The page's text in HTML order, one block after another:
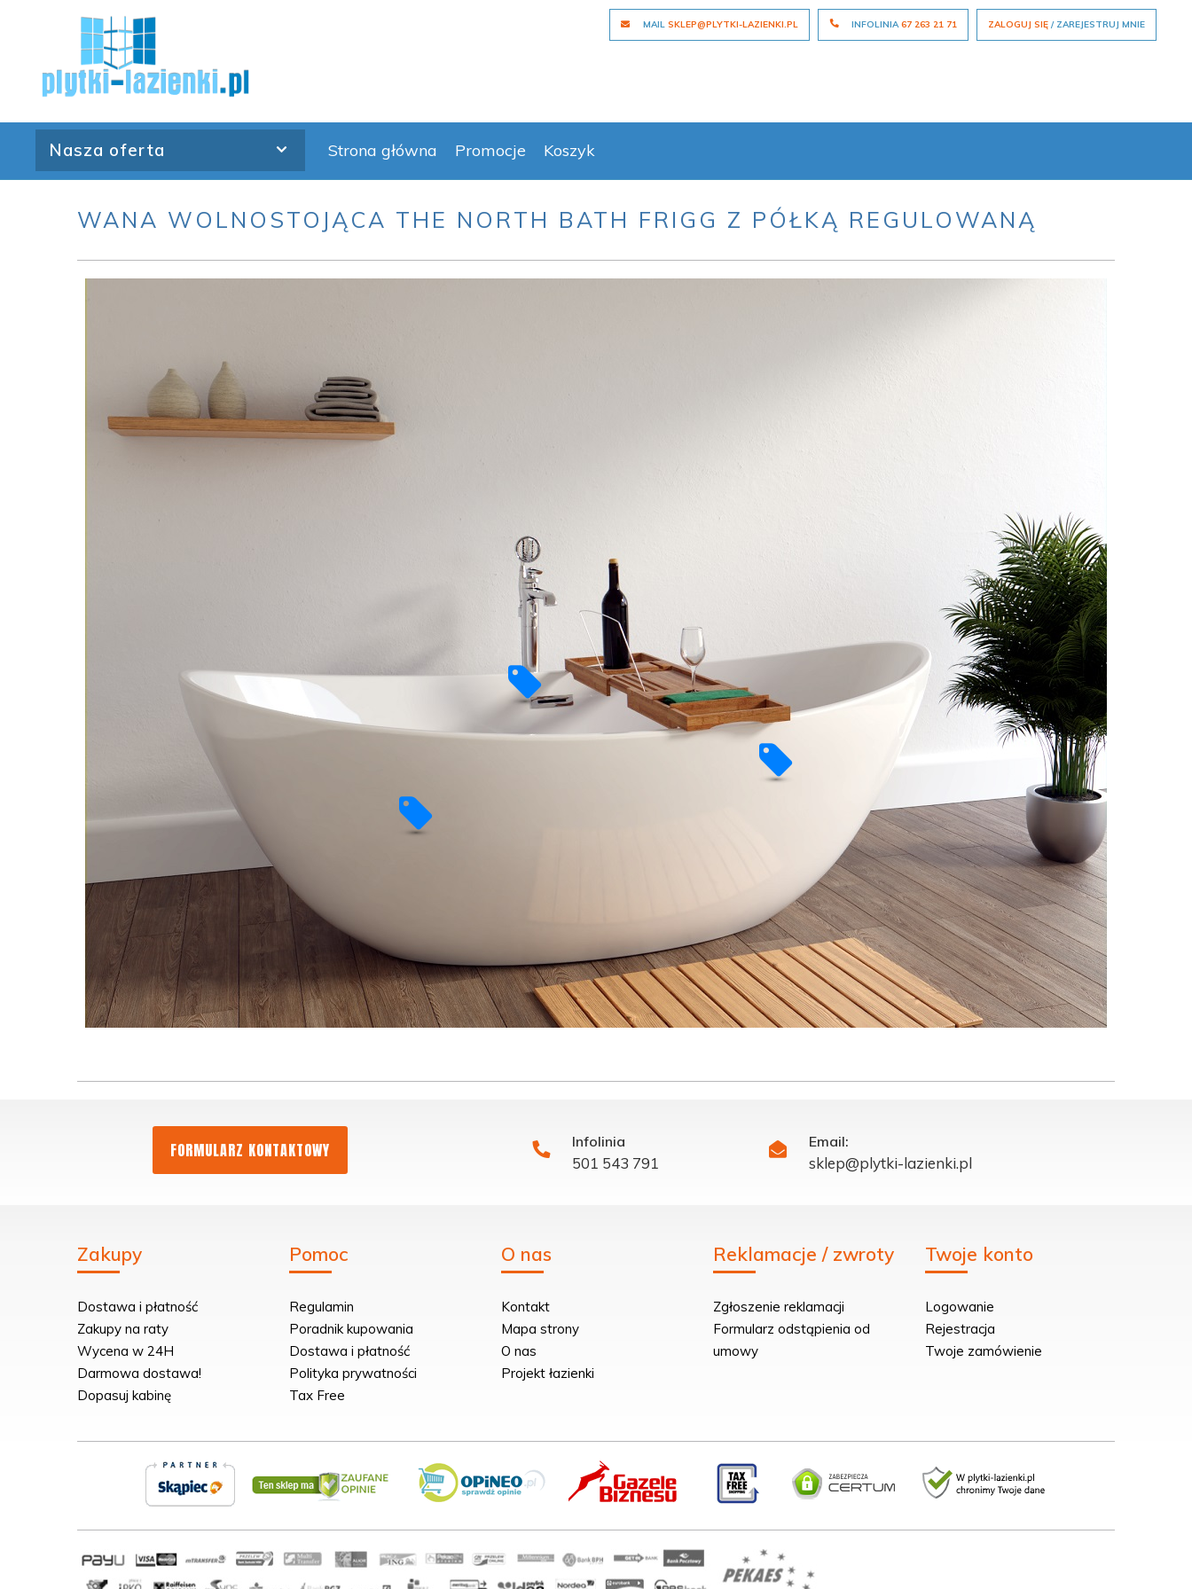
MAIL SKLEP@PLYTKI-LAZIENKI.PL INFOLINIA67 263 21 71 ZALOGUJ SIĘ / ZAREJESTRUJ MNIE
Nasza oferta Strona główna Promocje Koszyk
WANA WOLNOSTOJĄCA THE NORTH BATH FRIGG Z PÓŁKĄ REGULOWANĄ
FORMULARZ KONTAKTOWY Infolinia
501 543 791
Email:
sklep@plytki-lazienki.pl
Zakupy
Dostawa i płatność
Zakupy na raty
Wycena w 24H
Darmowa dostawa!
Dopasuj kabinę
Pomoc
Regulamin
Poradnik kupowania
Dostawa i płatność
Polityka prywatności
Tax Free
O nas
Kontakt
Mapa strony
O nas
Projekt łazienki
Reklamacje / zwroty
Zgłoszenie reklamacji
Formularz odstąpienia od
umowy
Twoje konto
Logowanie
Rejestracja
Twoje zamówienie